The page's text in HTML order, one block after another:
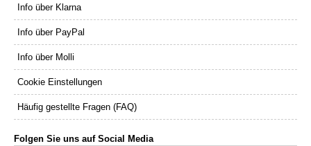
Info über Klarna
Info über PayPal
Info über Molli
Cookie Einstellungen
Häufig gestellte Fragen (FAQ)
Folgen Sie uns auf Social Media